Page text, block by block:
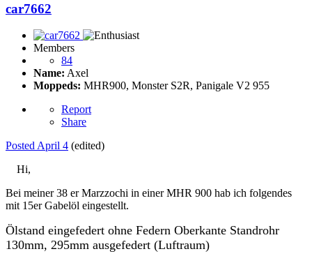
car7662
Members
84
Name: Axel
Moppeds: MHR900, Monster S2R, Panigale V2 955
Report
Share
PostedApril 4 (edited)
Hi,
Bei meiner 38 er Marzzochi in einer MHR 900 hab ich folgendes
mit 15er Gabelöl eingestellt.
Ölstand eingefedert ohne Federn Oberkante Standrohr
130mm, 295mm ausgefedert (Luftraum)